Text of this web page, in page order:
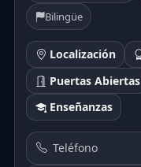
Bilingüe
Localización
Puertas Abiertas
Enseñanzas
Teléfono